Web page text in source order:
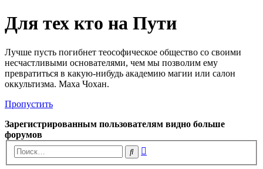
Для тех кто на Пути
Лучше пусть погибнет теософическое общество со своими
несчастливыми основателями, чем мы позволим ему
превратиться в какую-нибудь академию магии или салон
оккультизма. Маха Чохан.
Пропустить
Зарегистрированным пользователям видно больше
форумов
Поиск